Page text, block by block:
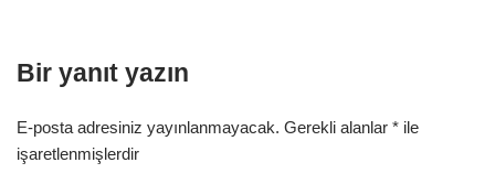
Bir yanıt yazın
E-posta adresiniz yayınlanmayacak. Gerekli alanlar * ile
işaretlenmişlerdir